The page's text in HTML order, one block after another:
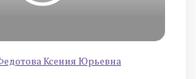
Ксения Юрьевна